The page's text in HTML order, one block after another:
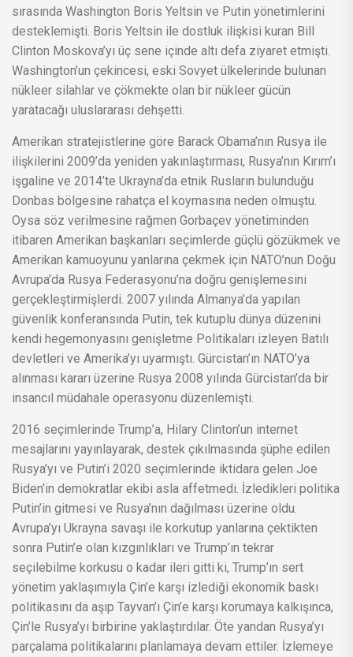
sırasında Washington Boris Yeltsin ve Putin yönetimlerini
desteklemişti. Boris Yeltsin ile dostluk ilişkisi kuran Bill
Clinton Moskova’yı üç sene içinde altı defa ziyaret etmişti.
Washington’un çekincesi, eski Sovyet ülkelerinde bulunan
nükleer silahlar ve çökmekte olan bir nükleer gücün
yaratacağı uluslararası dehşetti.
Amerikan stratejistlerine göre Barack Obama’nın Rusya ile
ilişkilerini 2009’da yeniden yakınlaştırması, Rusya’nın Kırım’ı
işgaline ve 2014’te Ukrayna’da etnik Rusların bulunduğu
Donbas bölgesine rahatça el koymasına neden olmuştu.
Oysa söz verilmesine rağmen Gorbaçev yönetiminden
itibaren Amerikan başkanları seçimlerde güçlü gözükmek ve
Amerikan kamuoyunu yanlarına çekmek için NATO’nun Doğu
Avrupa’da Rusya Federasyonu’na doğru genişlemesini
gerçekleştirmişlerdi. 2007 yılında Almanya’da yapılan
güvenlik konferansında Putin, tek kutuplu dünya düzenini
kendi hegemonyasını genişletme Politikaları izleyen Batılı
devletleri ve Amerika’yı uyarmıştı. Gürcistan’ın NATO’ya
alınması kararı üzerine Rusya 2008 yılında Gürcistan’da bir
insancıl müdahale operasyonu düzenlemişti.
2016 seçimlerinde Trump’a, Hilary Clinton’un internet
mesajlarını yayınlayarak, destek çıkılmasında şüphe edilen
Rusya’yı ve Putin’i 2020 seçimlerinde iktidara gelen Joe
Biden’in demokratlar ekibi asla affetmedi. İzledikleri politika
Putin’in gitmesi ve Rusya’nın dağılması üzerine oldu.
Avrupa’yı Ukrayna savaşı ile korkutup yanlarına çektikten
sonra Putin’e olan kızgınlıkları ve Trump’ın tekrar
seçilebilme korkusu o kadar ileri gitti ki, Trump’ın sert
yönetim yaklaşımıyla Çin’e karşı izlediği ekonomik baskı
politikasını da aşıp Tayvan’ı Çin’e karşı korumaya kalkışınca,
Çin’le Rusya’yı birbirine yaklaştırdılar. Öte yandan Rusya’yı
parçalama politikalarını planlamaya devam ettiler. İzlemeye